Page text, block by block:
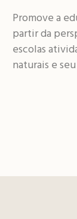
Promove a
partir da
escolas
naturais e